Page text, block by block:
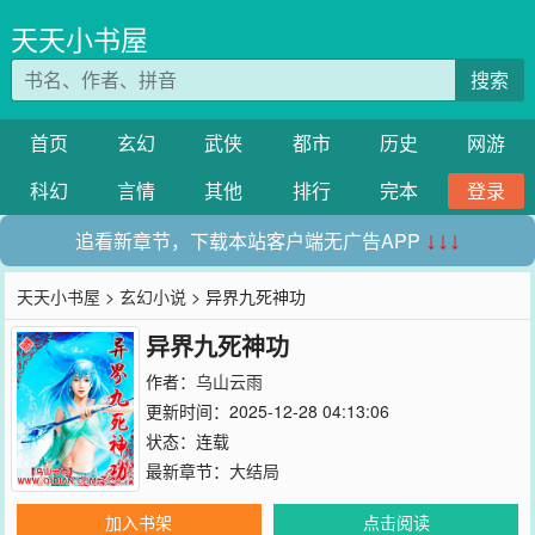
天天小书屋
搜索
首页 玄幻 武侠 都市 历史
网游
科幻
言情 其他 排行 完本
登录
追看新章节，下载本站客户端无广告APP ↓↓↓
天天小书屋 >玄幻小说 > 异界九死神功
异界九死神功
作者： 乌山云雨
更新时间：2025-12-28 04:13:06
状态：连载
最新章节： 大结局
加入书架 点击阅读